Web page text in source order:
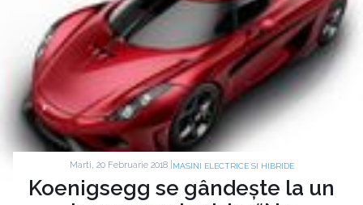
Marti, 20 Februarie 2018 | MASINI ELECTRICE SI HIBRIDE
Koenigsegg se gândește la un